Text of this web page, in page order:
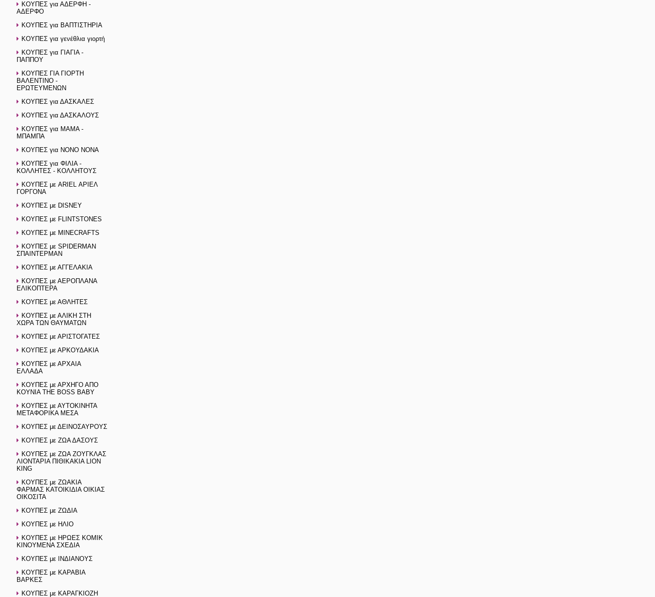
ΚΟΥΠΕΣ για ΑΔΕΡΦΗ -
ΑΔΕΡΦΟ
ΚΟΥΠΕΣ για ΒΑΠΤΙΣΤΗΡΙΑ
ΚΟΥΠΕΣ για γενέθλια γιορτή
ΚΟΥΠΕΣ για ΓΙΑΓΙΑ -
ΠΑΠΠΟΥ
ΚΟΥΠΕΣ ΓΙΑ ΓΙΟΡΤΗ
ΒΑΛΕΝΤΙΝΟ -
ΕΡΩΤΕΥΜΕΝΩΝ
ΚΟΥΠΕΣ για ΔΑΣΚΑΛΕΣ
ΚΟΥΠΕΣ για ΔΑΣΚΑΛΟΥΣ
ΚΟΥΠΕΣ για ΜΑΜΑ -
ΜΠΑΜΠΑ
ΚΟΥΠΕΣ για ΝΟΝΟ ΝΟΝΑ
ΚΟΥΠΕΣ για ΦΙΛΙΑ -
ΚΟΛΛΗΤΕΣ - ΚΟΛΛΗΤΟΥΣ
ΚΟΥΠΕΣ με ARIEL ΑΡΙΕΛ
ΓΟΡΓΟΝΑ
ΚΟΥΠΕΣ με DISNEY
ΚΟΥΠΕΣ με FLINTSTONES
ΚΟΥΠΕΣ με MINECRAFTS
ΚΟΥΠΕΣ με SPIDERMAN
ΣΠΑΙΝΤΕΡΜΑΝ
ΚΟΥΠΕΣ με ΑΓΓΕΛΑΚΙΑ
ΚΟΥΠΕΣ με ΑΕΡΟΠΛΑΝΑ
ΕΛΙΚΟΠΤΕΡΑ
ΚΟΥΠΕΣ με ΑΘΛΗΤΕΣ
ΚΟΥΠΕΣ με ΑΛΙΚΗ ΣΤΗ
ΧΩΡΑ ΤΩΝ ΘΑΥΜΑΤΩΝ
ΚΟΥΠΕΣ με ΑΡΙΣΤΟΓΑΤΕΣ
ΚΟΥΠΕΣ με ΑΡΚΟΥΔΑΚΙΑ
ΚΟΥΠΕΣ με ΑΡΧΑΙΑ
ΕΛΛΑΔΑ
ΚΟΥΠΕΣ με ΑΡΧΗΓΟ ΑΠΟ
ΚΟΥΝΙΑ THE BOSS BABY
ΚΟΥΠΕΣ με ΑΥΤΟΚΙΝΗΤΑ
ΜΕΤΑΦΟΡΙΚΑ ΜΕΣΑ
ΚΟΥΠΕΣ με ΔΕΙΝΟΣΑΥΡΟΥΣ
ΚΟΥΠΕΣ με ΖΩΑ ΔΑΣΟΥΣ
ΚΟΥΠΕΣ με ΖΩΑ ΖΟΥΓΚΛΑΣ
ΛΙΟΝΤΑΡΙΑ ΠΙΘΙΚΑΚΙΑ LION
KING
ΚΟΥΠΕΣ με ΖΩΑΚΙΑ
ΦΑΡΜΑΣ ΚΑΤΟΙΚΙΔΙΑ ΟΙΚΙΑΣ
ΟΙΚΟΣΙΤΑ
ΚΟΥΠΕΣ με ΖΩΔΙΑ
ΚΟΥΠΕΣ με ΗΛΙΟ
ΚΟΥΠΕΣ με ΗΡΩΕΣ ΚΟΜΙΚ
ΚΙΝΟΥΜΕΝΑ ΣΧΕΔΙΑ
ΚΟΥΠΕΣ με ΙΝΔΙΑΝΟΥΣ
ΚΟΥΠΕΣ με ΚΑΡΑΒΙΑ
ΒΑΡΚΕΣ
ΚΟΥΠΕΣ με ΚΑΡΑΓΚΙΟΖΗ